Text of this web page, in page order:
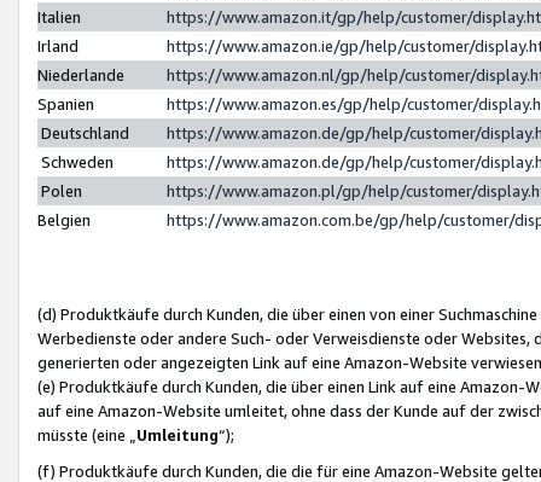
Italien
https://www.amazon.it/gp/help/customer/
Irland
https://www.amazon.ie/gp/help/customer/
Niederlande
https://www.amazon.nl/gp/help/customer/
Spanien
https://www.amazon.es/gp/help/customer/
Deutschland
https://www.amazon.de/gp/help/customer/
Schweden
https://www.amazon.de/gp/help/customer/
Polen
https://www.amazon.pl/gp/help/customer/
Belgien
https://www.amazon.com.be/gp/help/customer/
(d) Produktkäufe durch Kunden, die über einen von einer
Werbedienste oder andere Such- oder Verweisdienste oder Websites,
generierten oder angezeigten Link auf eine Amazon-Website
(e) Produktkäufe durch Kunden, die über einen Link auf eine
auf eine Amazon-Website umleitet, ohne dass der Kunde auf der
müsste (eine „ Umleitung“);
(f) Produktkäufe durch Kunden, die die für eine Amazon-Website